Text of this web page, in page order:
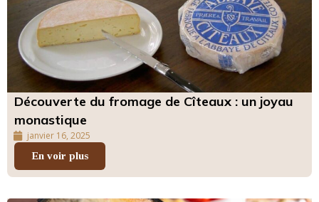
Découverte du fromage de Cîteaux : un joyau
monastique
janvier 16, 2025
En voir plus